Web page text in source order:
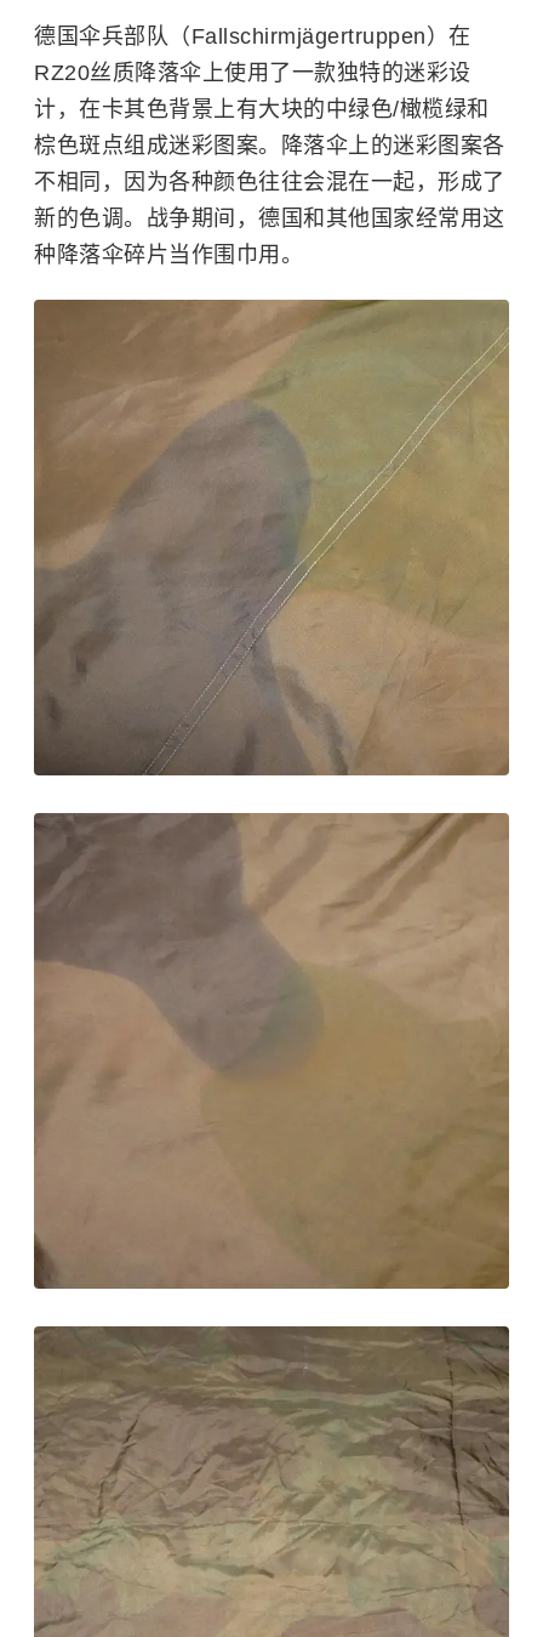
德国伞兵部队（Fallschirmjägertruppen）在
RZ20丝质降落伞上使用了一款独特的迷彩设
计，在卡其色背景上有大块的中绿色/橄榄绿和
棕色斑点组成迷彩图案。降落伞上的迷彩图案各
不相同，因为各种颜色往往会混在一起，形成了
新的色调。战争期间，德国和其他国家经常用这
种降落伞碎片当作围巾用。